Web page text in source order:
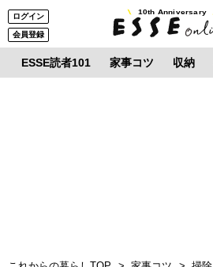
ログイン
会員登録
10th Anniversary
ESSE読者101 家事コツ 収納